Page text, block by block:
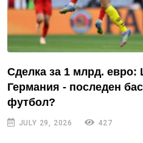
Сделка за 1 млрд. евро:
Германия - последен
футбол?
JULY 29, 2026 427